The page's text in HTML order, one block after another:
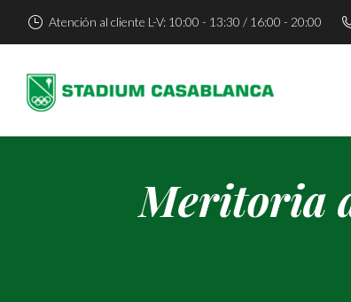
Atención al cliente L-V: 10:00 - 13:30 / 16:00 - 20:00
Meritoria